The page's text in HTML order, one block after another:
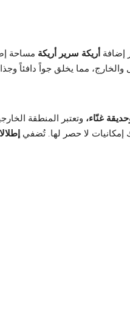
إضافة أريكة سرير أريكة مساحة
مما يخلق جواً دافئاً
غنّاء، وتعتبر المنطقة
إمكانيات لا حصر لها. تُضفي